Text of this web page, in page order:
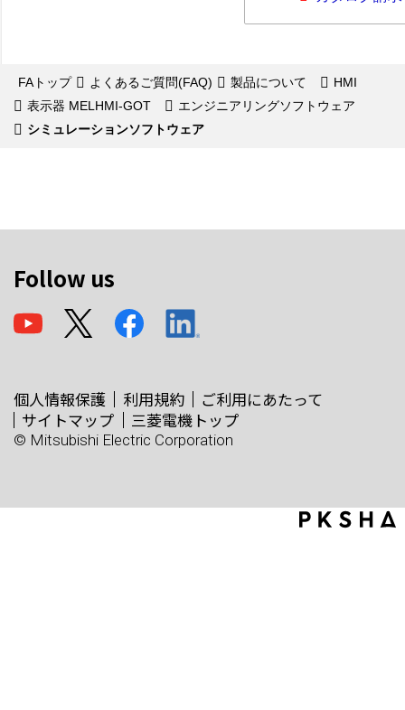
FAトップ よくあるご質問(FAQ) 製品について
HMI
表示器 MELHMI-GOT
エンジニアリングソフトウェア
シミュレーションソフトウェア
Follow us
個人情報保護 利用規約
ご利用にあたって
サイトマップ
三菱電機トップ
© Mitsubishi Electric Corporation